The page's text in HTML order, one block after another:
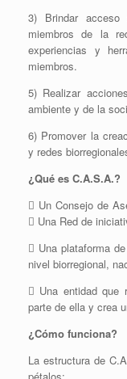
3) Brindar
miembros de la
experiencias y
miembros.
5) Realizar
ambiente y de la
6) Promover la
y redes
¿Qué es C.A.S.A.?
 Un Consejo de
 Una Red de
 Una plataforma
nivel biorregional,
 Una entidad que
parte de ella y crea
¿Cómo funciona?
La estructura de